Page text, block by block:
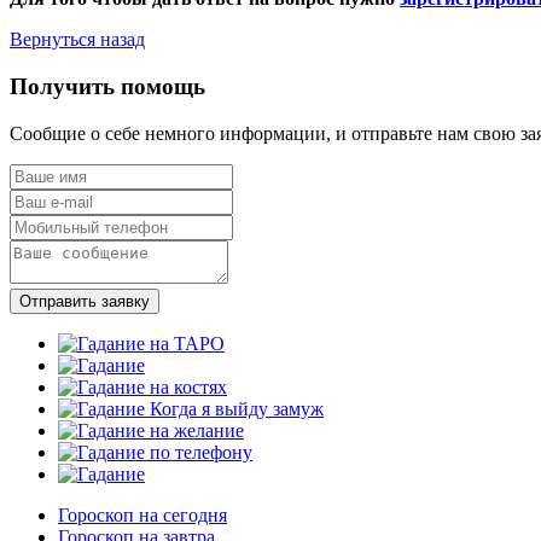
Вернуться назад
Получить помощь
Сообщие о себе немного информации, и отправьте нам свою
Отправить заявку
Гороскоп на сегодня
Гороскоп на завтра